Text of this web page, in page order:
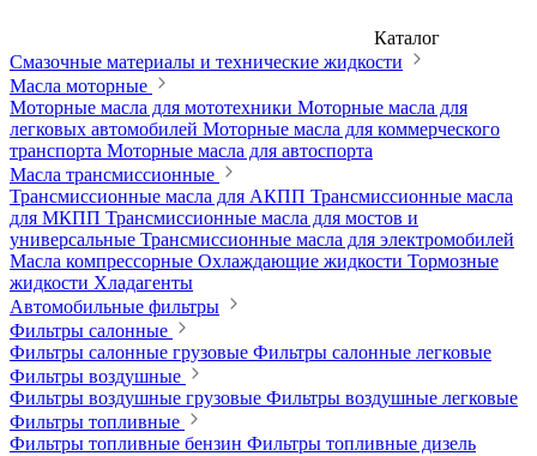
Каталог
Смазочные материалы и технические жидкости
Масла моторные
Моторные масла для мототехники Моторные масла для
легковых автомобилей Моторные масла для коммерческого
транспорта Моторные масла для автоспорта
Масла трансмиссионные
Трансмиссионные масла для АКПП Трансмиссионные масла
для МКПП Трансмиссионные масла для мостов и
универсальные Трансмиссионные масла для электромобилей
Масла компрессорные Охлаждающие жидкости Тормозные
жидкости Хладагенты
Автомобильные фильтры
Фильтры салонные
Фильтры салонные грузовые Фильтры салонные легковые
Фильтры воздушные
Фильтры воздушные грузовые Фильтры воздушные легковые
Фильтры топливные
Фильтры топливные бензин Фильтры топливные дизель